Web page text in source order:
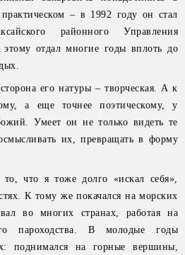
– в 1992 году он стал
районного Управления
этому отдал многие годы вплоть до
его натуры – творческая. А к
а еще точнее поэтическому, у
Умеет он не только видеть те
их, превращать в форму
что я тоже долго «искал себя»,
К тому же покачался на морских
во многих странах, работая на
пароходства. В молодые годы
поднимался на горные вершины,